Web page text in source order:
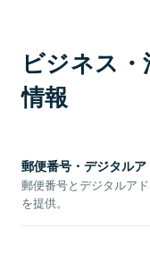
ビジネス
情報
郵便番号・デジタル
郵便番号とデジタルア
を提供。